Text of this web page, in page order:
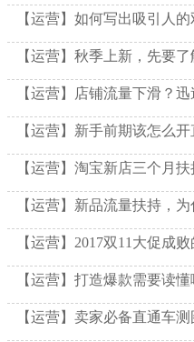
【运营】如何写出吸引人
【运营】秋季上新，先要
【运营】店铺流量下滑？
【运营】新手前期该怎么开
【运营】淘宝新店三个月
【运营】新品流量扶持，
【运营】2017双11大促成
【运营】打造爆款需要读懂
【运营】卖家必备直通车